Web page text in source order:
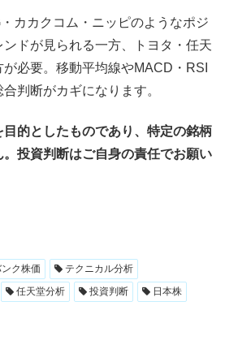
カカクコム・ニッピのようなポジ
ドが見られる一方、トヨタ・任天
必要。移動平均線やMACD・RSI
判断がカギになります。
的としたものであり、特定の銘柄
投資判断はご自身の責任でお願い
ク株価
テクニカル分析
任天堂分析 投資判断
日本株